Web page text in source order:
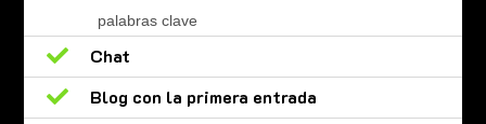
palabras clave

Chat

Blog con la primera entrada